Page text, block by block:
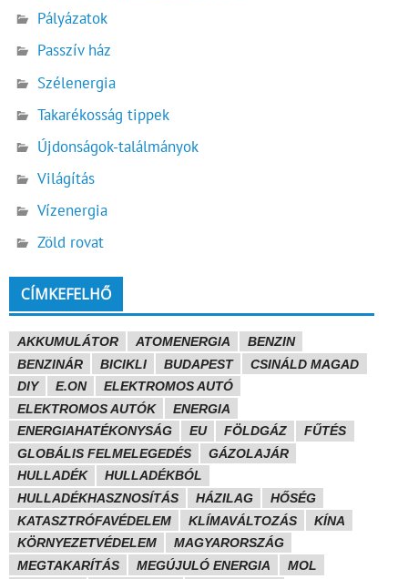
Pályázatok
Passzív ház
Szélenergia
Takarékosság tippek
Újdonságok-találmányok
Világítás
Vízenergia
Zöld rovat
CÍMKEFELHŐ
AKKUMULÁTOR ATOMENERGIA
BENZIN
BENZINÁR
BICIKLI BUDAPEST
CSINÁLD MAGAD
DIY
E.ON
ELEKTROMOS AUTÓ
ELEKTROMOS AUTÓK
ENERGIA
ENERGIAHATÉKONYSÁG
EU FÖLDGÁZ
FŰTÉS
GLOBÁLIS FELMELEGEDÉS
GÁZOLAJÁR
HULLADÉK
HULLADÉKBÓL
HULLADÉKHASZNOSÍTÁS
HÁZILAG
HŐSÉG
KATASZTRÓFAVÉDELEM
KLÍMAVÁLTOZÁS
KÍNA
KÖRNYEZETVÉDELEM
MAGYARORSZÁG
MEGTAKARÍTÁS
MEGÚJULÓ ENERGIA
MOL